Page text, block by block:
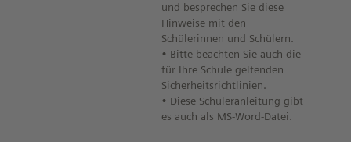
und besprechen Sie diese
Hinweise mit den
Schülerinnen und Schülern.
• Bitte beachten Sie auch die
für Ihre Schule geltenden
Sicherheitsrichtlinien.
• Diese Schüleranleitung gibt
es auch als MS-Word-Datei.